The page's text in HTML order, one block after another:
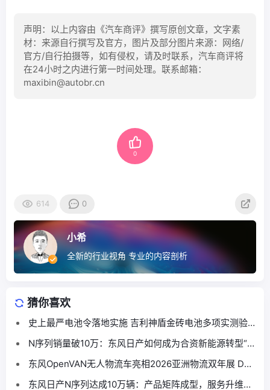
声明：以上内容由《汽车商评》撰写原创文章，文字素
材：来源自行撰写及官方，图片及部分图片来源：网络/
官方/自行拍摄等，如有侵权，请及时联系，汽车商评将
在24小时之内进行第一时间处理。联系邮箱：
maxibin@autobr.cn
0
614 0
小希
全新的行业视角 专业的内容剖析
猜你喜欢
史上最严电池令落地实施 吉利神盾金砖电池多项实测验
证“又快又好又安全”
N序列销量破10万：东风日产如何成为合资新能源转型“范
本”
东风OpenVAN无人物流车亮相2026亚洲物流双年展 DF-
8现身物流数智化创新展示区
东风日产N序列达成10万辆：产品矩阵成型，服务升维构